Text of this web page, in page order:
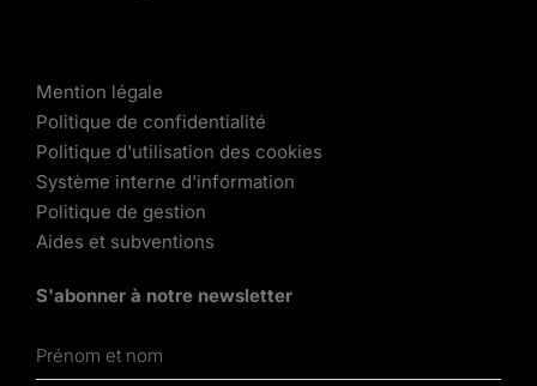
Mention légale
Politique de confidentialité
Politique d'utilisation des cookies
Système interne d'information
Politique de gestion
Aides et subventions
S'abonner à notre newsletter